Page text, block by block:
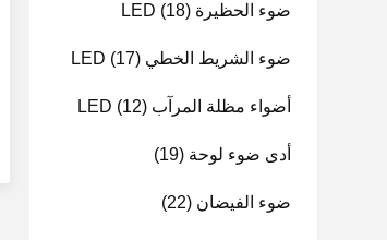
ضوء الحظيرة LED (18)
ضوء الشريط الخطي LED (17)
أضواء مظلة المرآب LED (12)
أدى ضوء لوحة (19)
ضوء الفيضان (22)